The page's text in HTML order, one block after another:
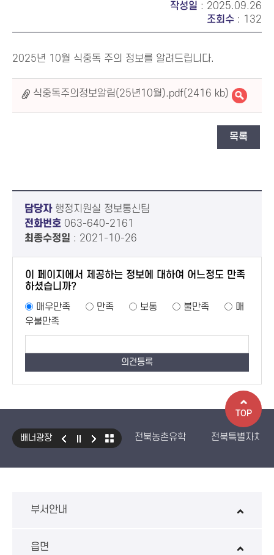
작성일 : 2025.09.26
조회수 : 132
2025년 10월 식중독 주의 정보를 알려드립니다.
식중독주의정보알림(25년10월).pdf(2416 kb)
목록
담당자행정지원실 정보통신팀
전화번호 063-640-2161
최종수정일 : 2021-10-26
이 페이지에서 제공하는 정보에 대하여 어느정도 만족
하셨습니까?
매우만족
만족 보통 불만족
매
우불만족
배너광장 전북농촌유학
전북특별자치
부서안내
읍면
TOP